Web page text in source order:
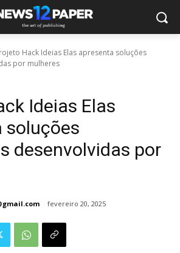
Hack Ideias Elas apresenta soluções
por mulheres
Ideias Elas
soluções
desenvolvidas por
fevereiro 20, 2025